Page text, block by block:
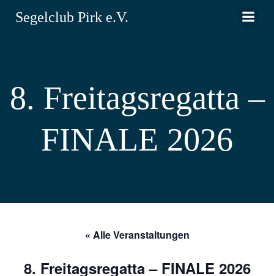
Segelclub Pirk e.V.
8. Freitagsregatta –
FINALE 2026
« Alle Veranstaltungen
8. Freitagsregatta – FINALE 2026